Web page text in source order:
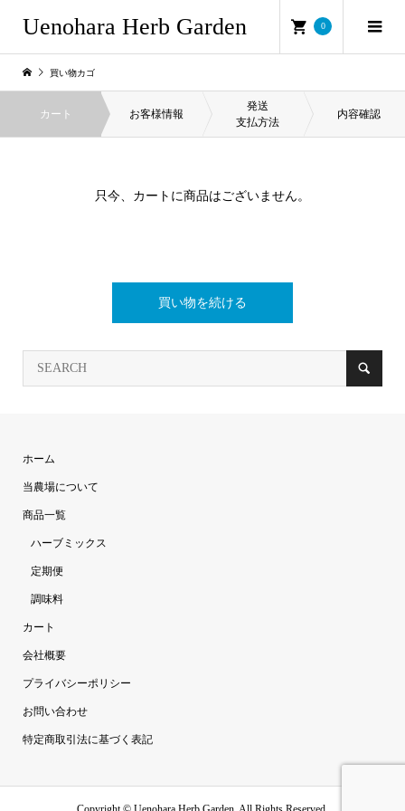
Uenohara Herb Garden 0
買い物カゴ
カート お客様情報
発送
支払方法
内容確認
只今、カートに商品はございません。
ホーム
当農場について
商品一覧
ハーブミックス
定期便
調味料
カート
会社概要
プライバシーポリシー
お問い合わせ
特定商取引法に基づく表記